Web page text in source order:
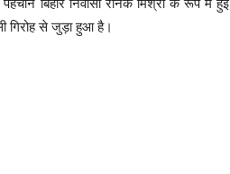
गिरोह से जुड़ा हुआ है।